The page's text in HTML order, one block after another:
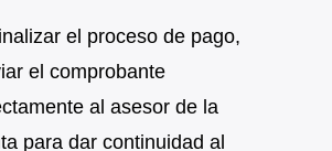
el proceso de pago,
el comprobante
al asesor de la
para dar continuidad al